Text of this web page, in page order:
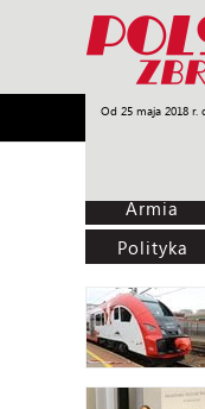
Od 25 maja 2018 r.
Armia
Armia
Polityka